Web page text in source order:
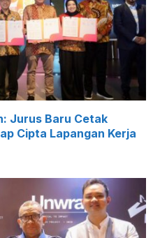
Jurus Baru Cetak
Cipta Lapangan Kerja